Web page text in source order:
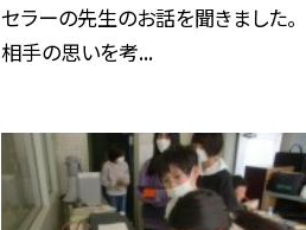
セラーの先生のお話を聞きました。
相手の思いを考...